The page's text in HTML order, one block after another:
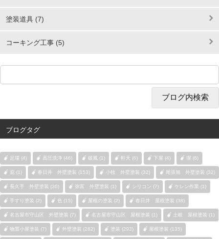
塗装道具 (7)
コーキング工事 (5)
ブログタグ
足場 (4) 高圧洗浄 (46) 破風 (1) 軒天 (6) 下屋 (4) 塀 (6)
庇 (1) 春日井 外壁塗装 (153) 小牧 外壁塗装 (32) 尾張旭 外壁塗装 (32)
長久手 外壁塗装 (30) 弥富 外壁塗装 (1) シリコン (7) ケレン作業 (1)
手すり塗装 (2) 色 (15) 屋根の塗装 (2) 春日井 屋根塗装 (38)
名古屋市守山区 外壁塗装 (7) 名古屋市守山区 屋根塗装 (1) 土岐 屋根塗装 (1)
物置小屋塗装 (7) 外壁塗装 (282) 塗装 (293) 屋根塗装 (135)